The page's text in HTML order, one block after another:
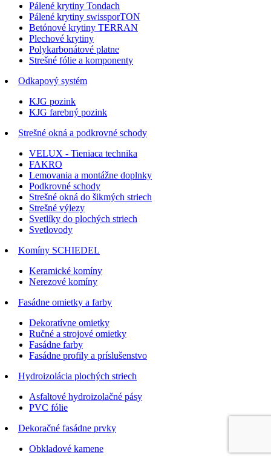
Pálené krytiny Tondach
Pálené krytiny swissporTON
Betónové krytiny TERRAN
Plechové krytiny
Polykarbonátové platne
Strešné fólie a komponenty
Odkapový systém
KJG pozink
KJG farebný pozink
Strešné okná a podkrovné schody
VELUX - Tieniaca technika
FAKRO
Lemovania a montážne doplnky
Podkrovné schody
Strešné okná do šikmých striech
Strešné výlezy
Svetlíky do plochých striech
Svetlovody
Komíny SCHIEDEL
Keramické komíny
Nerezové komíny
Fasádne omietky a farby
Dekoratívne omietky
Ručné a strojové omietky
Fasádne farby
Fasádne profily a príslušenstvo
Hydroizolácia plochých striech
Asfaltové hydroizolačné pásy
PVC fólie
Dekoračné fasádne prvky
Obkladové kamene